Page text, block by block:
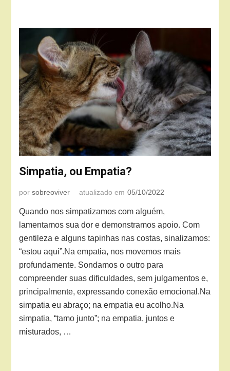
Simpatia, ou Empatia?
porsobreoviver atualizado em 05/10/2022
Quando nos simpatizamos com alguém,
lamentamos sua dor e demonstramos apoio. Com
gentileza e alguns tapinhas nas costas, sinalizamos:
“estou aqui”.Na empatia, nos movemos mais
profundamente. Sondamos o outro para
compreender suas dificuldades, sem julgamentos e,
principalmente, expressando conexão emocional.Na
simpatia eu abraço; na empatia eu acolho.Na
simpatia, “tamo junto”; na empatia, juntos e
misturados, …